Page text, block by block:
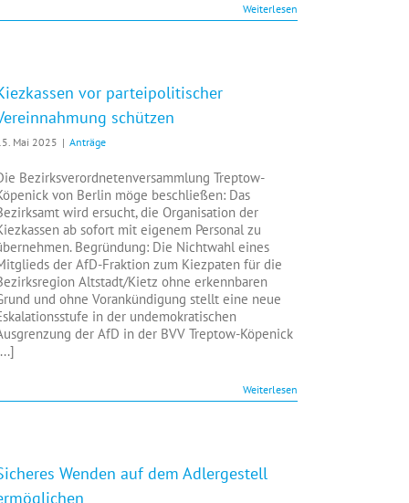
Weiterlesen
vor parteipolitischer
schützen
Mai 2025 | Anträge
Bezirksverordnetenversammlung Treptow-
von Berlin möge beschließen: Das
wird ersucht, die Organisation der
ab sofort mit eigenem Personal zu
Begründung: Die Nichtwahl eines
der AfD-Fraktion zum Kiezpaten für die
Altstadt/Kietz ohne erkennbaren
und ohne Vorankündigung stellt eine neue
in der undemokratischen
der AfD in der BVV Treptow-Köpenick
Weiterlesen
Wenden auf dem Adlergestell